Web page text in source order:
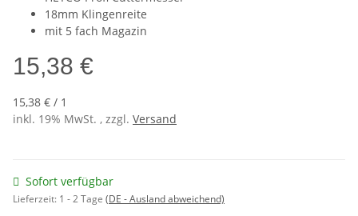
18mm Klingenreite
mit 5 fach Magazin
15,38 €
15,38 € / 1
inkl. 19% MwSt. , zzgl. Versand
Sofort verfügbar
Lieferzeit: 1 - 2 Tage (DE - Ausland abweichend)